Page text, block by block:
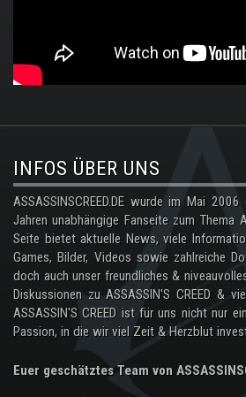
.
INFOS ÜBER UNS
ASSASSINSCREED.DE wurde im Mai
Jahren unabhängige Fanseite zum Thema
Seite bietet aktuelle News, viele
Games, Bilder, Videos sowie zahlreiche
doch auch unser freundliches &
Diskussionen zu ASSASSIN'S CREED &
ASSASSIN'S CREED ist für uns nicht nur
Passion, in die wir viel Zeit & Herzblut
Euer geschätztes Team von